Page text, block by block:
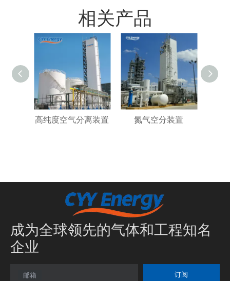
相关产品
高纯度空气分离装置 氮气空分装置
成为全球领先的气体和工程知名
企业
邮箱 订阅